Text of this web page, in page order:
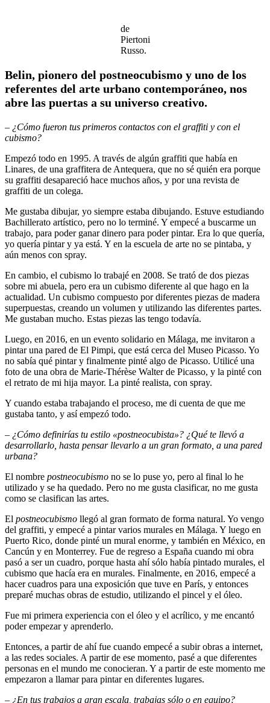
de
Piertoni
Russo.
Belin, pionero del postneocubismo y uno de los
referentes del arte urbano contemporáneo, nos
abre las puertas a su universo creativo.
– ¿Cómo fueron tus primeros contactos con el graffiti y con el
cubismo?
Empezó todo en 1995. A través de algún graffiti que había en
Linares, de una graffitera de Antequera, que no sé quién era porque
su graffiti desapareció hace muchos años, y por una revista de
graffiti de un colega.
Me gustaba dibujar, yo siempre estaba dibujando. Estuve estudiando
Bachillerato artístico, pero no lo terminé. Y empecé a buscarme un
trabajo, para poder ganar dinero para poder pintar. Era lo que quería,
yo quería pintar y ya está. Y en la escuela de arte no se pintaba, y
aún menos con spray.
En cambio, el cubismo lo trabajé en 2008. Se trató de dos piezas
sobre mi abuela, pero era un cubismo diferente al que hago en la
actualidad. Un cubismo compuesto por diferentes piezas de madera
superpuestas, creando un volumen y utilizando las diferentes partes.
Me gustaban mucho. Estas piezas las tengo todavía.
Luego, en 2016, en un evento solidario en Málaga, me invitaron a
pintar una pared de El Pimpi, que está cerca del Museo Picasso. Yo
no sabía qué pintar y finalmente pinté algo de Picasso. Utilicé una
foto de una obra de Marie-Thérèse Walter de Picasso, y la pinté con
el retrato de mi hija mayor. La pinté realista, con spray.
Y cuando estaba trabajando el proceso, me di cuenta de que me
gustaba tanto, y así empezó todo.
– ¿Cómo definirías tu estilo «postneocubista»? ¿Qué te llevó a
desarrollarlo, hasta pensar llevarlo a un gran formato, a una pared
urbana?
El nombre postneocubismo no se lo puse yo, pero al final lo he
utilizado y se ha quedado. Pero no me gusta clasificar, no me gusta
como se clasifican las artes.
El postneocubismo llegó al gran formato de forma natural. Yo vengo
del graffiti, y empecé a pintar varios murales en Málaga. Y luego en
Puerto Rico, donde pinté un mural enorme, y también en México, en
Cancún y en Monterrey. Fue de regreso a España cuando mi obra
pasó a ser un cuadro, porque hasta ahí sólo había pintado murales, el
cubismo que hacía era en murales. Finalmente, en 2016, empecé a
hacer cuadros para una exposición que tuve en París, y entonces
preparé muchas obras de estudio, utilizando el pincel y el óleo.
Fue mi primera experiencia con el óleo y el acrílico, y me encantó
poder empezar y aprenderlo.
Entonces, a partir de ahí fue cuando empecé a subir obras a internet,
a las redes sociales. A partir de ese momento, pasé a que diferentes
personas en el mundo me conocieran. Y a partir de este momento me
empezaron a llamar para pintar en diferentes lugares.
– ¿En tus trabajos a gran escala, trabajas sólo o en equipo?